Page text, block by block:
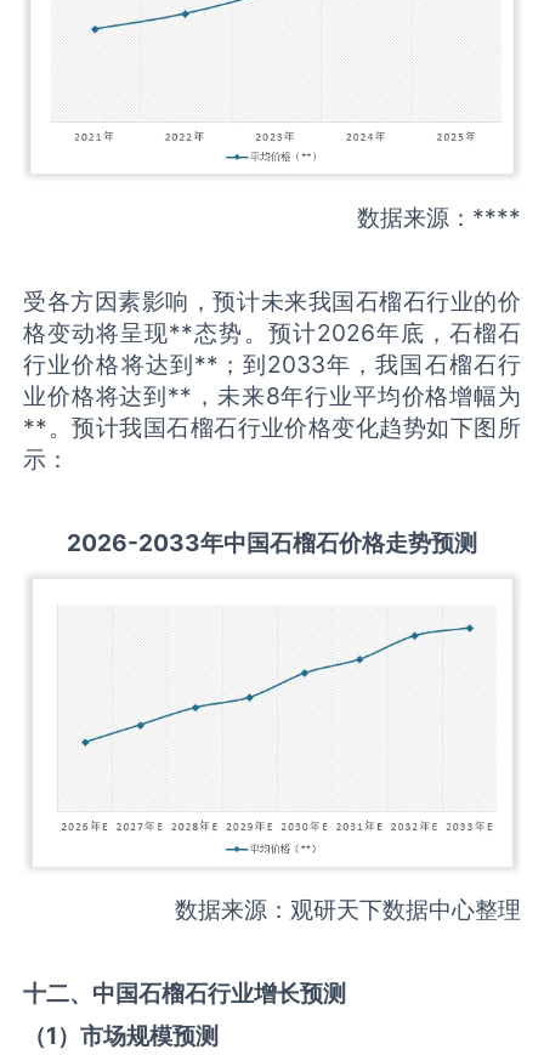
数据来源：****
受各方因素影响，预计未来我国石榴石行业的价
格变动将呈现**态势。预计2026年底，石榴石
行业价格将达到**；到2033年，我国石榴石行
业价格将达到**，未来8年行业平均价格增幅为
**。预计我国石榴石行业价格变化趋势如下图所
示：
2026-2033年中国石榴石价格走势预测
数据来源：观研天下数据中心整理
十二、中国石榴石行业增长预测
（1）市场规模预测